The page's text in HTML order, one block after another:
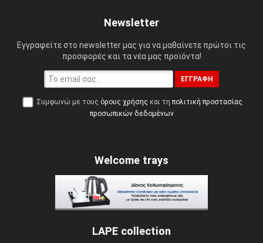
Newsletter
Εγγραφείτε στο newsletter μας για να μαθαίνετε πρώτοι τις
προσφορές και τα νέα μας προϊόντα!
ΕΓΓΡΑΦΉ
Συμφωνώ με τους όρους χρήσης και τη πολιτική προστασίας
προσωπικών δεδομένων
Welcome trays
LAPE collection